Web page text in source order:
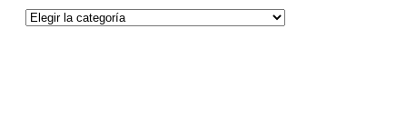
Categorías